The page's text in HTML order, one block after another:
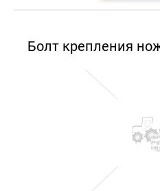
Болт крепления